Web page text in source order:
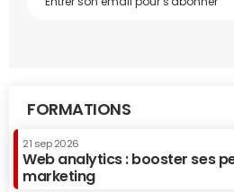
prix cassés, cet acteur voit au
de prix un réajustement
cesseront pas de se moquer de
FORMATIONS
21 sep 2026
Web analytics : booster ses
marketing